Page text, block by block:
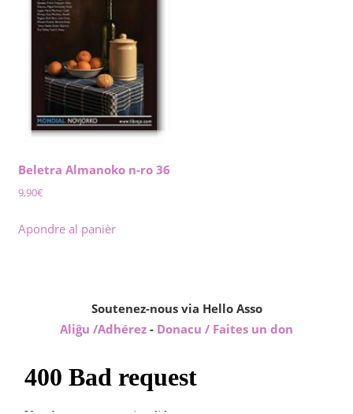
Beletra Almanoko n-ro 36
9,90€
Apondre al panièr
Soutenez-nous via Hello Asso
Aliĝu /Adhérez - Donacu / Faites un don